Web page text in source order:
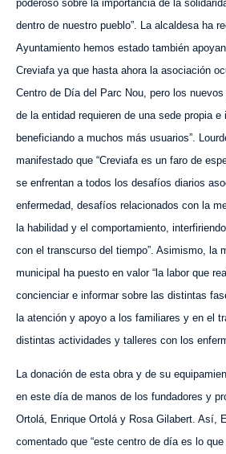
poderoso sobre la importancia de la
dentro de nuestro pueblo”. La alcaldesa ha
Ayuntamiento hemos estado también
Creviafa ya que hasta ahora la asociación
Centro de Día del Parc Nou, pero los
de la entidad requieren de una sede propia e
beneficiando a muchos más usuarios”.
manifestado que “Creviafa es un faro de
se enfrentan a todos los desafíos diarios
enfermedad, desafíos relacionados con la
la habilidad y el comportamiento,
con el transcurso del tiempo”. Asimismo, la
municipal ha puesto en valor “la labor que
concienciar e informar sobre las distintas
la atención y apoyo a los familiares y en el
distintas actividades y talleres con los
La donación de esta obra y de su
en este día de manos de los fundadores y
Ortolá, Enrique Ortolá y Rosa Gilabert. Así,
comentado que “este centro de día es lo